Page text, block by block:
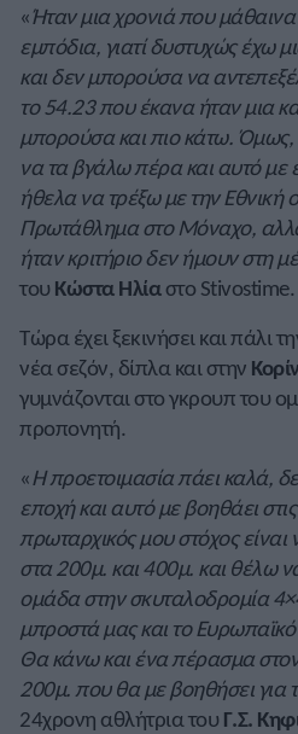
«Ήταν μια χρονιά που
εμπόδια, γιατί δυστυχώς έχω
και δεν μπορούσα να
το 54.23 που έκανα ήταν μια
μπορούσα και πιο κάτω.
να τα βγάλω πέρα και αυτό
ήθελα να τρέξω με την
Πρωτάθλημα στο Μόναχο,
ήταν κριτήριο δεν ήμουν στη
του Κώστα Ηλίαστο Stivostime.
Τώρα έχει ξεκινήσει και πάλι
νέα σεζόν, δίπλα και στην
γυμνάζονται στο γκρουπ του
προπονητή.
«Η προετοιμασία πάει καλά,
εποχή και αυτό με βοηθάει
πρωταρχικός μου στόχος
στα 200μ. και 400μ. και θέλω
ομάδα στην σκυταλοδρομία
μπροστά μας και το
Θα κάνω και ένα πέρασμα
200μ. που θα με βοηθήσει για
24χρονη αθλήτρια του Γ.Σ.